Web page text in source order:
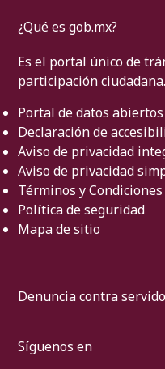
¿Qué es gob.mx?
Es el portal único de
participación ciudadana.
Portal de datos abiertos
Declaración de
Aviso de privacidad
Aviso de privacidad
Términos y Condiciones
Política de seguridad
Mapa de sitio
Denuncia contra
Síguenos en